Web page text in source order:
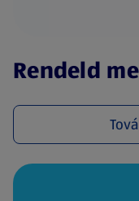
Rendeld